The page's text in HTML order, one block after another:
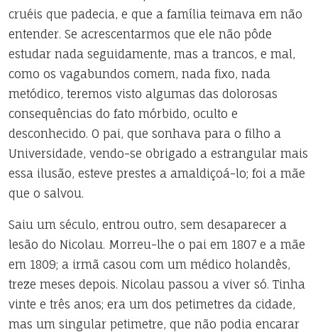
cruéis que padecia, e que a família teimava em não
entender. Se acrescentarmos que ele não pôde
estudar nada seguidamente, mas a trancos, e mal,
como os vagabundos comem, nada fixo, nada
metódico, teremos visto algumas das dolorosas
consequências do fato mórbido, oculto e
desconhecido. O pai, que sonhava para o filho a
Universidade, vendo-se obrigado a estrangular mais
essa ilusão, esteve prestes a amaldiçoá-lo; foi a mãe
que o salvou.
Saiu um século, entrou outro, sem desaparecer a
lesão do Nicolau. Morreu-lhe o pai em 1807 e a mãe
em 1809; a irmã casou com um médico holandês,
treze meses depois. Nicolau passou a viver só. Tinha
vinte e três anos; era um dos petimetres da cidade,
mas um singular petimetre, que não podia encarar